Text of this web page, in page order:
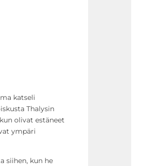
katseli
Thalysin
olivat estäneet
ympäri
siihen, kun he